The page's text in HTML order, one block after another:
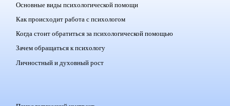
Основные виды психологической помощи
Как происходит работа с психологом
Когда стоит обратиться за психологической помощью
Зачем обращаться к психологу
Личностный и духовный рост